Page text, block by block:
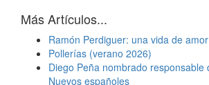
Más Artículos...
Ramón Perdiguer: una vida de
Pollerías (verano 2026)
Diego Peña nombrado
Nuevos españoles